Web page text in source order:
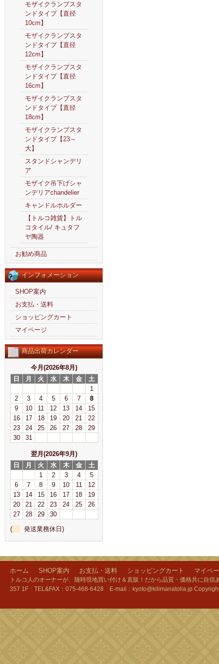
モザイクランプスタ
ンドタイプ【直径
10cm】
モザイクランプスタ
ンドタイプ【直径
12cm】
モザイクランプスタ
ンドタイプ【直径
16cm】
モザイクランプスタ
ンドタイプ【直径
18cm】
モザイクランプスタ
ンドタイプ【23～
大】
スタンドシャンデリ
ア
モザイク吊下げシャ
ンデリアchandelier
キャンドルホルダー
【トルコ雑貨】トル
コタイル/ キュタフ
ヤ陶器
お勧め商品
インフォメーション
SHOP案内
お支払・送料
ショッピングカート
マイページ
商品出荷カレンダー
今月(2026年8月)
日
月 火 水 木 金
土
1
2
3 4 5 6 7
8
9
10 11 12 13 14
15
16
17 18 19 20 21
22
23
24 25 26 27 28
29
30
31
翌月(2026年9月)
日
月 火 水 木 金
土
1
2 3 4
5
6
7 8 9 10 11
12
13
14 15 16 17 18
19
20
21 22 23 24 25
26
27
28 29
30
(
発送業務休日)
ホーム SHOP案内 お支払・送料 ショッピングカート マイペ
トルコ人のオーナーが、随時現地買い付け＆直販！だから品質・価格共に自
357 1F TEL&FAX：075-468-6428 E-mail：kyoto@kilimanatolia.jp